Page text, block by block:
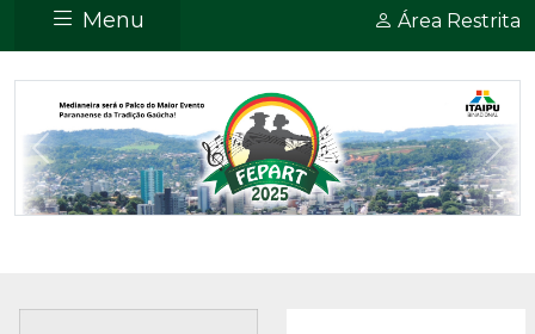
Menu Área Restrita
Previous